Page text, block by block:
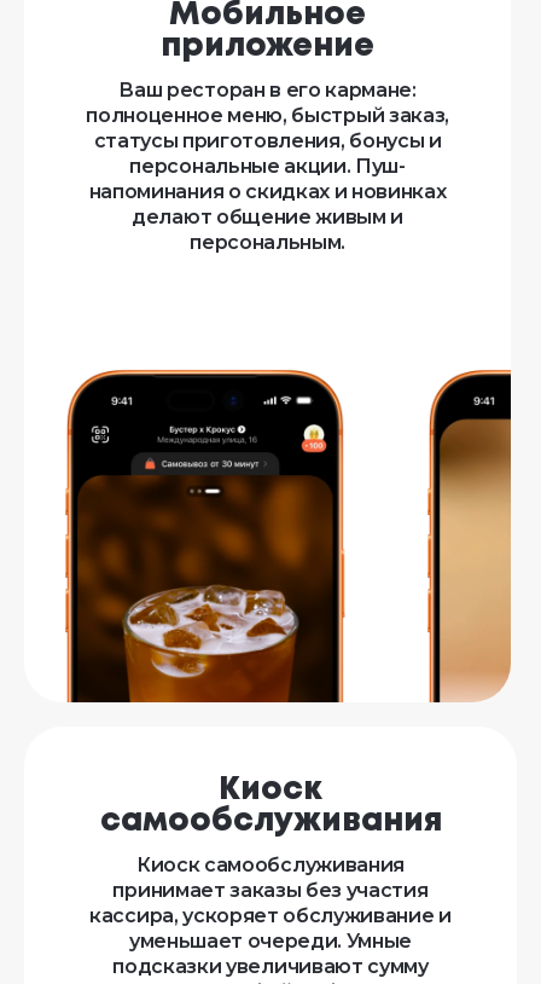
Мобильное
приложение
Ваш ресторан в его кармане:
полноценное меню, быстрый заказ,
статусы приготовления, бонусы и
персональные акции. Пуш-
напоминания о скидках и новинках
делают общение живым и
персональным.
Киоск
самообслуживания
Киоск самообслуживания
принимает заказы без участия
кассира, ускоряет обслуживание и
уменьшает очереди. Умные
подсказки увеличивают сумму